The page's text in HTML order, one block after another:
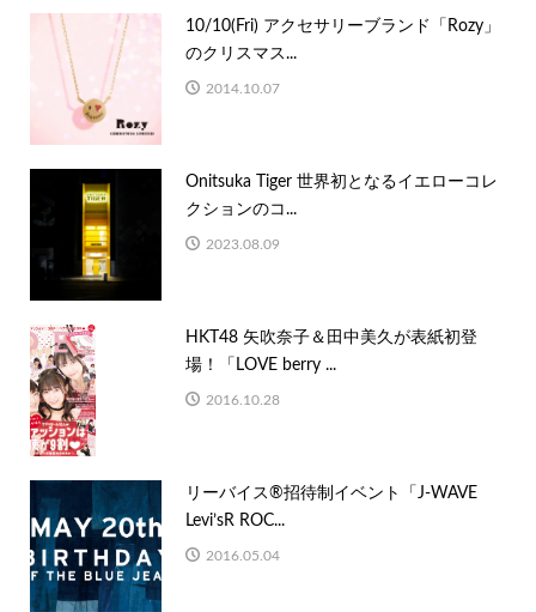
10/10(Fri) アクセサリーブランド「Rozy」
のクリスマス...
2014.10.07
Onitsuka Tiger 世界初となるイエローコレ
クションのコ...
2023.08.09
HKT48 矢吹奈子＆田中美久が表紙初登
場！「LOVE berry ...
2016.10.28
リーバイス®招待制イベント「J-WAVE
Levi’sR ROC...
2016.05.04